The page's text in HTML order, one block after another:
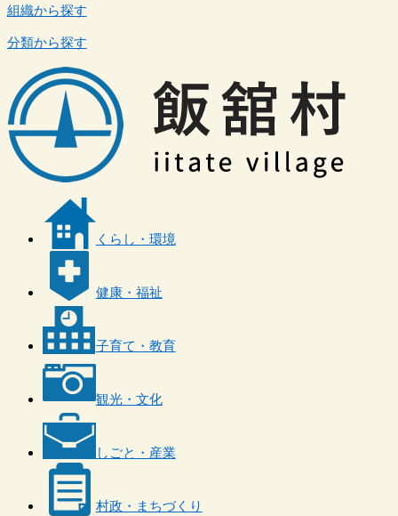
組織から探す
分類から探す
くらし・環境
健康・福祉
子育て・教育
観光・文化
しごと・産業
村政・まちづくり